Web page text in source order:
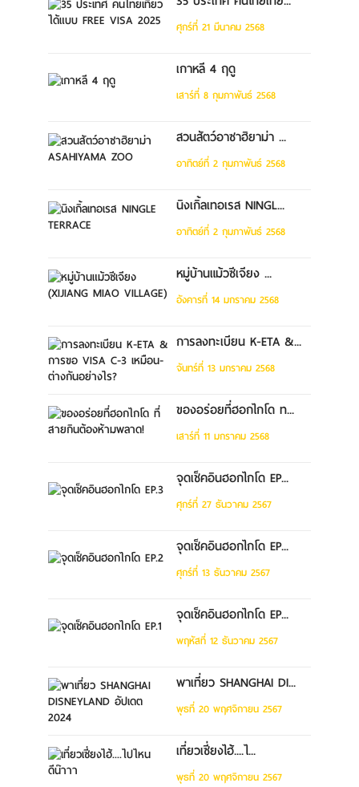
ศุกร์ที่ 21 มีนาคม 2568
เกาหลี 4 ฤดู
เสาร์ที่ 8 กุมภาพันธ์ 2568
สวนสัตว์อาซาฮิยาม่า ...
อาทิตย์ที่ 2 กุมภาพันธ์ 2568
นิงเกิ้ลเทอเรส NINGL...
อาทิตย์ที่ 2 กุมภาพันธ์ 2568
หมู่บ้านแม้วซีเจียง ...
อังคารที่ 14 มกราคม 2568
การลงทะเบียน K-ETA &...
จันทร์ที่ 13 มกราคม 2568
ของอร่อยที่ฮอกไกโด ท...
เสาร์ที่ 11 มกราคม 2568
จุดเช็คอินฮอกไกโด EP...
ศุกร์ที่ 27 ธันวาคม 2567
จุดเช็คอินฮอกไกโด EP...
ศุกร์ที่ 13 ธันวาคม 2567
จุดเช็คอินฮอกไกโด EP...
พฤหัสที่ 12 ธันวาคม 2567
พาเที่ยว SHANGHAI DI...
พุธที่ 20 พฤศจิกายน 2567
เที่ยวเซี่ยงไฮ้....ไ...
พุธที่ 20 พฤศจิกายน 2567